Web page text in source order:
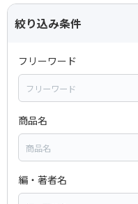
絞り込み条件
フリーワード
商品名
編・著者名